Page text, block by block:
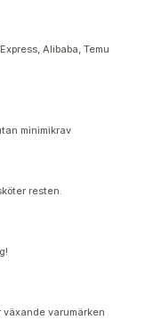
Alibaba, Temu
minimikrav
resten.
växande varumärken